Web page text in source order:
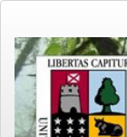
Contenido
principal
Barra
lateral